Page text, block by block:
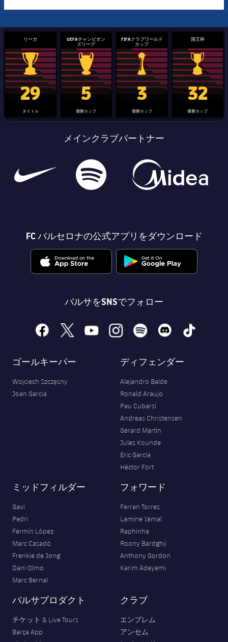
リーガ
La Liga trophy
29
タイトル
UEFAチャンピオン
ズリーグ
Champions League trophy
5
優勝カップ
FIFAクラブワールド
カップ
label.aria.clubworldcup
3
優勝カップ
国王杯
国王杯
32
優勝カップ
メインクラブパートナー
FC バルセロナの公式アプリをダウンロード
バルサをSNSでフォロー
facebook
x youtubeinstagramspotify discord tiktok
ゴールキーパー
Wojciech Szczęsny
Joan Garcia
ディフェンダー
Alejandro Balde
Ronald Araujo
Pau Cubarsí
Andreas Christensen
Gerard Martín
Jules Kounde
Eric García
Héctor Fort
ミッドフィルダー
Gavi
Pedri
Fermín López
Marc Casadó
Frenkie de Jong
Dani Olmo
Marc Bernal
フォワード
Ferran Torres
Lamine Yamal
Raphinha
Roony Bardghji
Anthony Gordon
Karim Adeyemi
バルサプロダクト
チケット & Live Tours
Barça App
クラブ
エンブレム
アンセム